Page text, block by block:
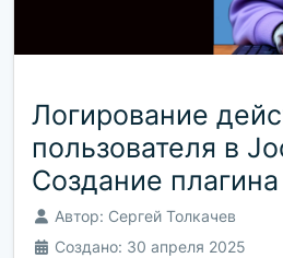
Логирование
пользователя в
Создание
Автор: Сергей Толкачев
Создано: 30 апреля 2025